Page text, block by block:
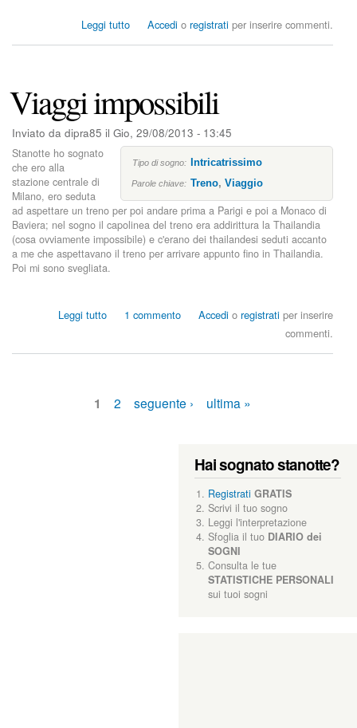
Leggi tutto
i
e
à
s
g
r
e
t
a
s
o
Accedi o registrati per inserire commenti.
Viaggi impossibili
Inviato da dipra85 il Gio, 29/08/2013 - 13:45
Tipo di sogno: Intricatrissimo
Parole chiave: Treno, Viaggio
Stanotte ho sognato
che ero alla
stazione centrale di
Milano, ero seduta
ad aspettare un treno per poi andare prima a Parigi e poi a Monaco di
Baviera; nel sogno il capolinea del treno era addirittura la Thailandia
(cosa ovviamente impossibile) e c'erano dei thailandesi seduti accanto
a me che aspettavano il treno per arrivare appunto fino in Thailandia.
Poi mi sono svegliata.
Leggi tutto
i
1 commento Accedi o registrati per inserire
commenti.
1 2 seguente › ultima »
Hai sognato stanotte?
Registrati GRATIS
Scrivi il tuo sogno
Leggi l'interpretazione
Sfoglia il tuo DIARIO dei
SOGNI
Consulta le tue
STATISTICHE PERSONALI
sui tuoi sogni